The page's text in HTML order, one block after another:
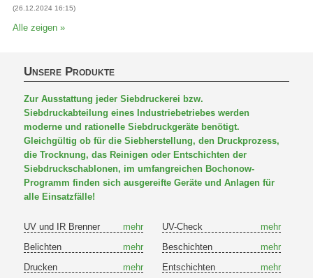
(26.12.2024 16:15)
Alle zeigen »
Unsere Produkte
Zur Ausstattung jeder Siebdruckerei bzw.
Siebdruckabteilung eines Industriebetriebes werden
moderne und rationelle Siebdruckgeräte benötigt.
Gleichgültig ob für die Siebherstellung, den Druckprozess,
die Trocknung, das Reinigen oder Entschichten der
Siebdruckschablonen, im umfangreichen Bochonow-
Programm finden sich ausgereifte Geräte und Anlagen für
alle Einsatzfälle!
UV und IR Brenner mehr UV-Check
mehr
Belichten
mehr Beschichten
mehr
Drucken
mehr Entschichten
mehr